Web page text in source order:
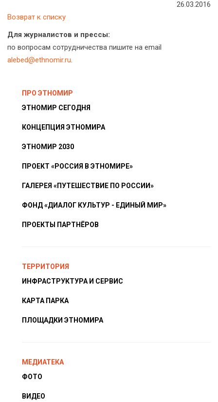
26.03.2016
Возврат к списку
Для журналистов и прессы:
по вопросам сотрудничества пишите на email
alebed@ethnomir.ru.
ПРО ЭТНОМИР
ЭТНОМИР СЕГОДНЯ
КОНЦЕПЦИЯ ЭТНОМИРА
ЭТНОМИР 2030
ПРОЕКТ «РОССИЯ В ЭТНОМИРЕ»
ГАЛЕРЕЯ «ПУТЕШЕСТВИЕ ПО РОССИИ»
ФОНД «ДИАЛОГ КУЛЬТУР - ЕДИНЫЙ МИР»
ПРОЕКТЫ ПАРТНЁРОВ
ТЕРРИТОРИЯ
ИНФРАСТРУКТУРА И СЕРВИС
КАРТА ПАРКА
ПЛОЩАДКИ ЭТНОМИРА
МЕДИАТЕКА
ФОТО
ВИДЕО